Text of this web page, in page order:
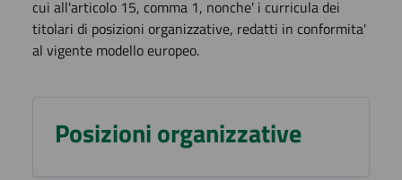
cui all'articolo 15, comma 1, nonche' i curricula dei
titolari di posizioni organizzative, redatti in conformita'
al vigente modello europeo.
Posizioni organizzative